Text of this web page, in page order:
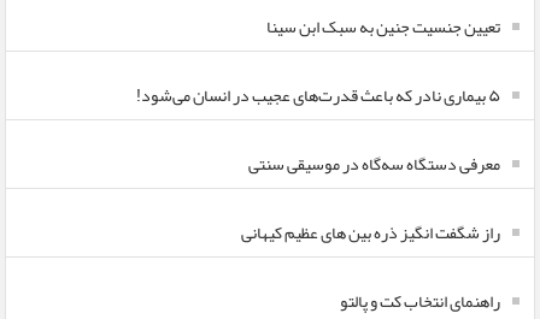
تعیین جنسیت جنین به سبک ابن سینا
۵ بیماری نادر که باعث قدرت‌های عجیب در انسان می‌شود!
معرفی دستگاه سه‌گاه در موسیقی سنتی
راز شگفت انگیز ذره بین های عظیم کیهانی
راهنمای انتخاب کت و پالتو